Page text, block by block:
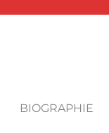
BIOGRAPHIE